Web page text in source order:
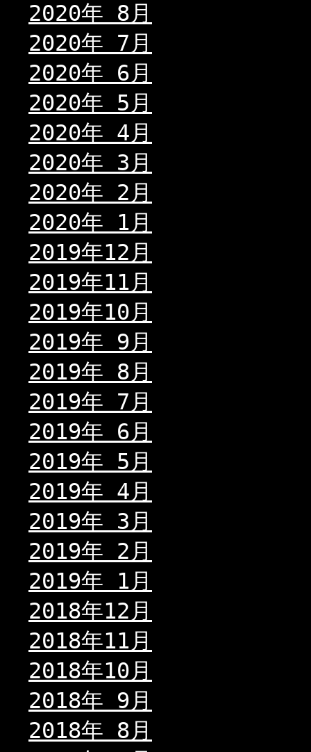
2020年 8月
2020年 7月
2020年 6月
2020年 5月
2020年 4月
2020年 3月
2020年 2月
2020年 1月
2019年12月
2019年11月
2019年10月
2019年 9月
2019年 8月
2019年 7月
2019年 6月
2019年 5月
2019年 4月
2019年 3月
2019年 2月
2019年 1月
2018年12月
2018年11月
2018年10月
2018年 9月
2018年 8月